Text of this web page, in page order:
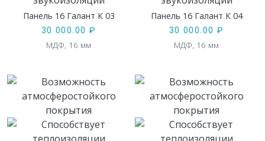
Панель 16 Галант К 03
30 000.00 ₽
МДФ, 16 мм
Панель 16 Галант К 04
30 000.00 ₽
МДФ, 16 мм